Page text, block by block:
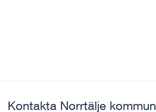
Kontakta Norrtälje kommun